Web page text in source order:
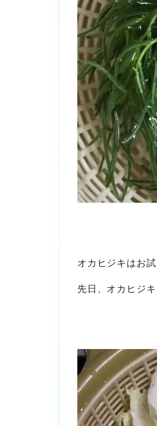
オカヒジキはお
先日、オカヒジ